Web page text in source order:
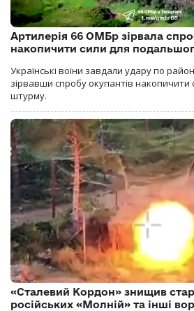
Артилерія 66 ОМБр зірвала
накопичити сили для
Українські воїни завдали удару по
зірвавши спробу окупантів
штурму.
«Сталевий Кордон» знищив
російських «Молній» та інші